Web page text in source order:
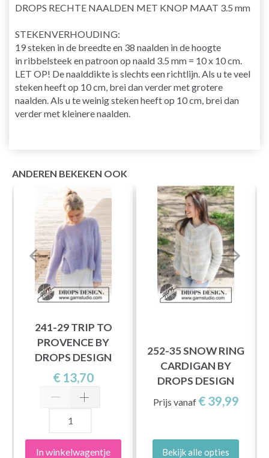
DROPS RECHTE NAALDEN MET KNOP MAAT 3.5 mm
STEKENVERHOUDING:
19 steken in de breedte en 38 naalden in de hoogte
inribbelsteek en patroon op naald 3.5 mm = 10 x 10 cm.
LET OP! De naalddikte is slechts een richtlijn. Als u te veel
steken heeft op 10 cm, brei dan verder met grotere
naalden. Als u te weinig steken heeft op 10 cm, brei dan
verder met kleinere naalden.
ANDEREN BEKEKEN OOK
241-29 TRIP TO
PROVENCE BY
DROPS DESIGN
€ 13,70
In winkelwagentje
252-35 SNOW RING
CARDIGAN BY
DROPS DESIGN
Prijs vanaf € 39,99
Bekijk alle opties